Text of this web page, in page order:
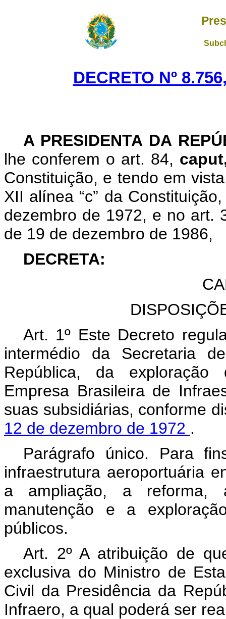
DECRETO Nº
A PRESIDENTA DA
lhe conferem o art. 84,
Constituição, e tendo em
XII alínea “c” da
dezembro de 1972, e no art.
de 19 de dezembro de 1986,
DECRETA:
Art. 1º Este Decreto
intermédio da Secretaria
República, da exploração
Empresa Brasileira de
suas subsidiárias, conforme
12 de dezembro de 1972 .
Parágrafo único. Para
infraestrutura aeroportuária
a ampliação, a reforma,
manutenção e a
públicos.
Art. 2º A atribuição de
exclusiva do Ministro de
Civil da Presidência da
Infraero, a qual poderá ser